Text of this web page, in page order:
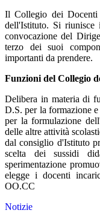
Il Collegio dei
dell'Istituto. Si
convocazione del
terzo dei suoi
importanti da prendere.
Funzioni del Collegio
Delibera in materia di
D.S. per la formazione
per la formulazione
delle altre attività
dal consiglio d'Istituto
scelta dei sussidi
sperimentazione
elegge i docenti
OO.CC
Notizie